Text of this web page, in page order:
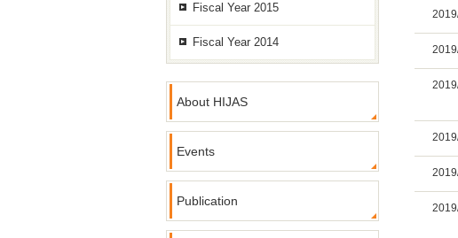
Fiscal Year 2015
Fiscal Year 2014
About HIJAS
Events
Publication